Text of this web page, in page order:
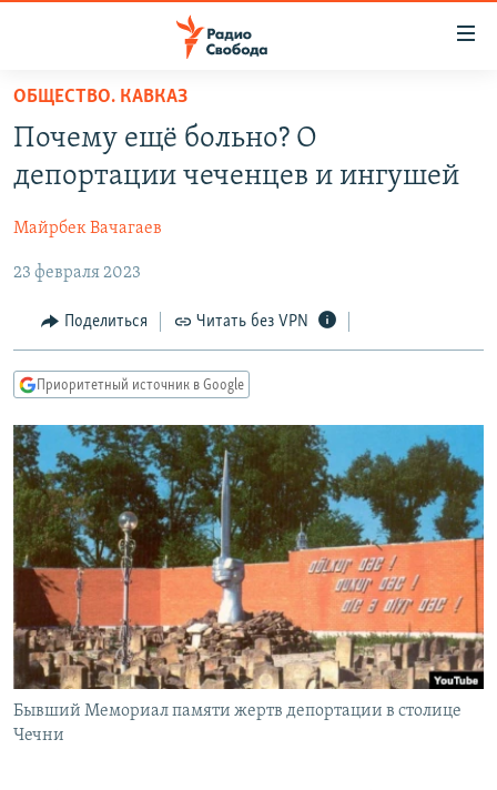
упрощенного
доступа
основному
Вернутся
главной
навигации
Вернутся
поиску
ПОДКАСТЫ
АВТОРСКИЕ ПРОЕКТЫ
ЦИТАТЫ СВОБОДЫ
МНЕНИЯ
КУЛЬТУРА
IDEL.РЕАЛИИ
КАВКАЗ.РЕАЛИИ
СЕВЕР.РЕАЛИИ
СИБИРЬ.РЕАЛИИ
РАСПИСАНИЕ ВЕЩАНИЯ
ПОДПИШИТЕСЬ НА РАССЫЛКУ
СОЦИАЛЬНЫЕ СЕТИ
ОБЩЕСТВО. КАВКАЗ
Почему ещё больно? О
депортации чеченцев и ингушей
Майрбек Вачагаев
23 февраля 2023
Поделиться Читать без VPN
Приоритетный источник в Google
Бывший Мемориал памяти жертв депортации в столице
Чечни